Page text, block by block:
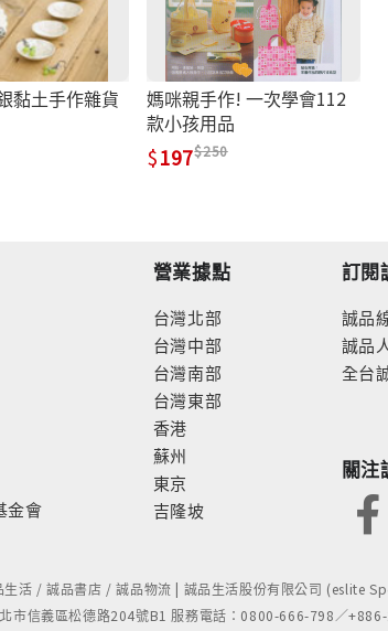
黏土手作雜貨
媽咪親手作! 一次學會112
款小孩用品
197 250
金會
營業據點
台灣北部
台灣中部
台灣南部
台灣東部
香港
蘇州
東京
吉隆坡
訂閱
誠品
誠品
全台
關注
活 / 誠品書店 / 誠品物流 | 誠品生活股份有限公司 (eslite
市信義區松德路204號B1 服務電話：0800-666-798／